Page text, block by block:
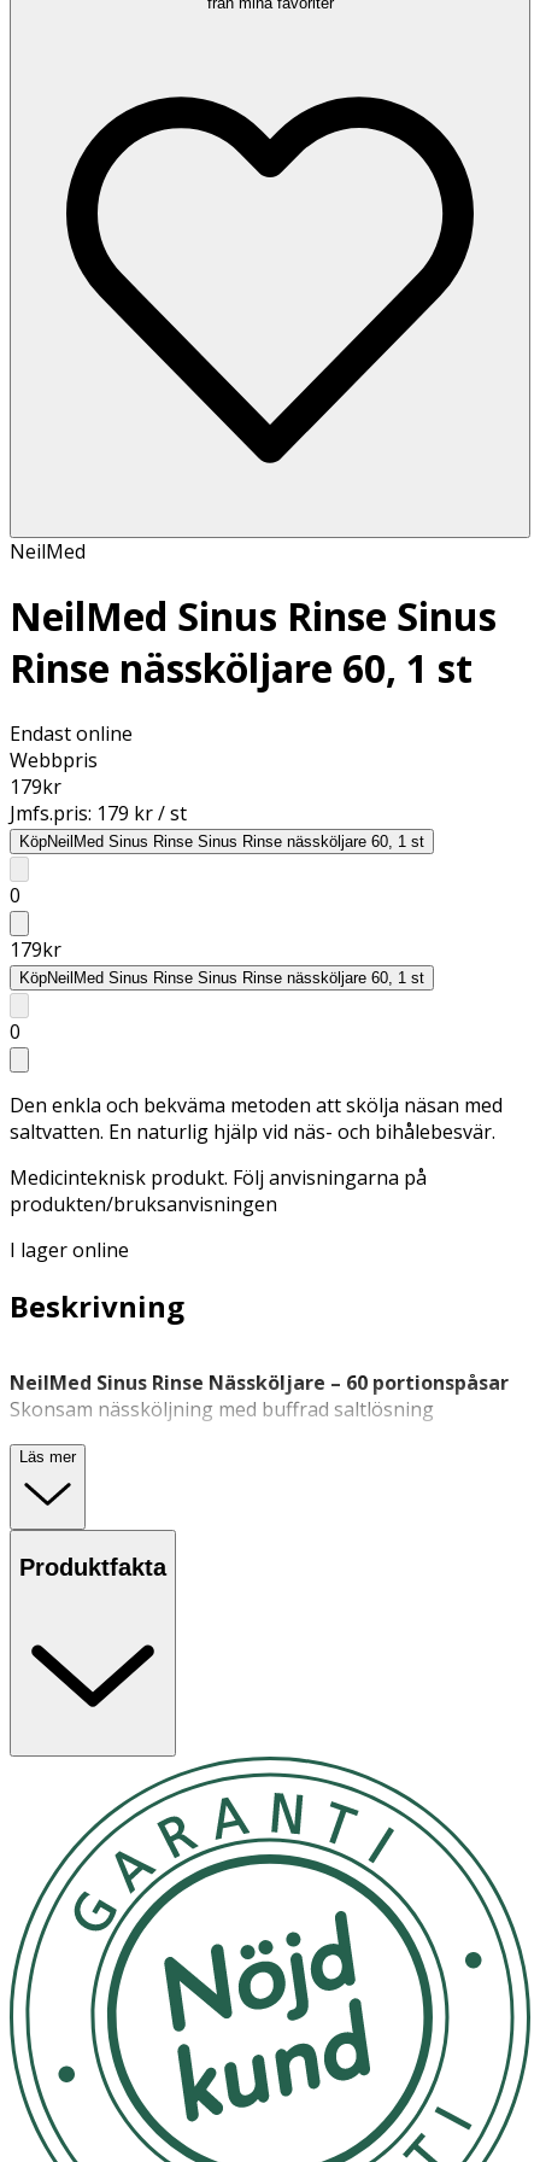
NeilMed
NeilMed Sinus Rinse Sinus
Rinse nässköljare 60, 1 st
Endast online
Webbpris
179kr
Jmfs.pris: 179 kr / st
KöpNeilMed Sinus Rinse Sinus Rinse nässköljare 60, 1 st
0
179kr
KöpNeilMed Sinus Rinse Sinus Rinse nässköljare 60, 1 st
0
Den enkla och bekväma metoden att skölja näsan med
saltvatten. En naturlig hjälp vid näs- och bihålebesvär.
Medicinteknisk produkt. Följ anvisningarna på
produkten/bruksanvisningen
I lager online
Beskrivning
NeilMed Sinus Rinse Nässköljare – 60 portionspåsar
Skonsam nässköljning med buffrad saltlösning
NeilMed Sinus Rinse är en nässköljare för daglig
rengöring av näshålan med fysiologisk saltlösning.
Produkten är avsedd för användning vid exempelvis
förkylning, nästäppa,
återfukta torra slemhinnor.
baserad på natriumklorid och natriumbikarbonat – helt
fri från konserveringsmedel, tillsatser och jod.
· Nässköljare med fysiologisk saltlösning
· Återanvändbar sköljflaska (240 ml)
· Innehåller 60 portionspåsar för beredning av
saltlösning
· Fri från konserveringsmedel, BPA och latex
Användning & Dosering
· Blanda 1 portionspåse med 240 ml kroppsvarmt,
sterilt eller kokt avsvalnat vatten.
· Blanda tills pulvret löst upp sig.
· Luta huvudet framåt och andas genom munnen.
Läs mer
Produktfakta